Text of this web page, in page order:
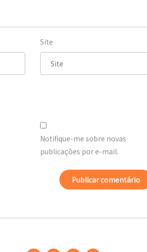
Site
Notifique-me sobre novas
publicações por e-mail.